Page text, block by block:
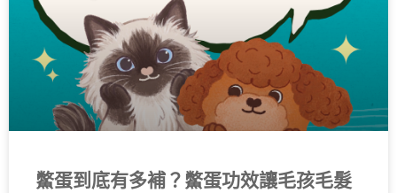
鱉蛋到底有多補？鱉蛋功效讓毛孩毛髮